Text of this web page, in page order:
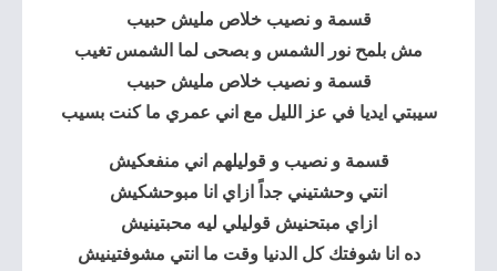
قسمة و نصيب خلاص مليش حبيب
مش بلمح نور الشمس و بصحى لما الشمس تغيب
قسمة و نصيب خلاص مليش حبيب
سيبتي ايديا في عز الليل مع اني عمري ما كنت بسيب
قسمة و نصيب و قوليلهم اني منفعكيش
انتي وحشتيني جداً ازاي انا مبوحشكيش
ازاي مبتحنيش قوليلي ليه محبتينيش
ده انا شوفتك كل الدنيا وقت ما انتي مشوفتينيش